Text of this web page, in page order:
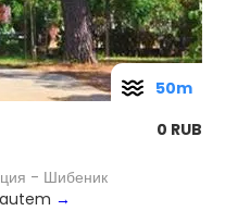
0 RUB
- Шибеник
→
50m